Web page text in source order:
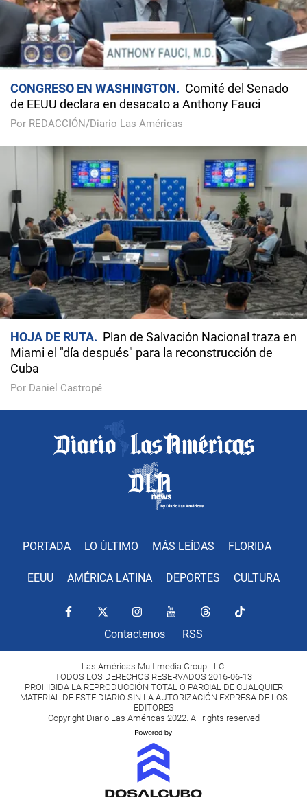
CONGRESO EN WASHINGTON
Comité del Senado
de EEUU declara en desacato a Anthony Fauci
Por REDACCIÓN/Diario Las Américas
HOJA DE RUTA
Plan de Salvación Nacional traza en
Miami el "día después" para la reconstrucción de
Cuba
Por Daniel Castropé
PORTADA LO ÚLTIMO MÁS LEÍDAS FLORIDA
EEUU AMÉRICA LATINA DEPORTES CULTURA
Contactenos RSS
Las Américas Multimedia Group LLC.
TODOS LOS DERECHOS RESERVADOS 2016-06-13
PROHIBIDA LA REPRODUCCIÓN TOTAL O PARCIAL DE CUALQUIER
MATERIAL DE ESTE DIARIO SIN LA AUTORIZACIÓN EXPRESA DE LOS
EDITORES
Copyright Diario Las Américas 2022. All rights reserved